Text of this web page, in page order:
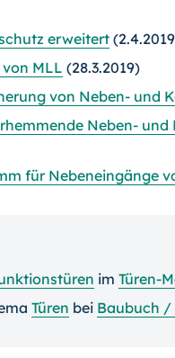
erweitert
MLL (28.3.2019)
von Neben- und
Neben-
für Nebeneingänge
im Türen-
Türen bei Baubuch /